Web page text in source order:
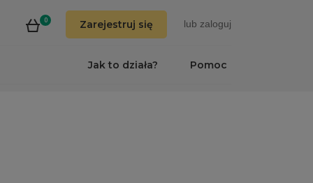
0 Zarejestruj się lub zaloguj
Pomoc
Jak to działa?